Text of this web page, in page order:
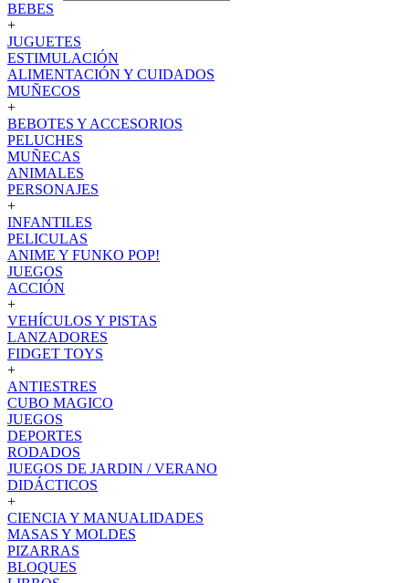
BEBES
+
JUGUETES
ESTIMULACIÓN
ALIMENTACIÓN Y CUIDADOS
MUÑECOS
+
BEBOTES Y ACCESORIOS
PELUCHES
MUÑECAS
ANIMALES
PERSONAJES
+
INFANTILES
PELICULAS
ANIME Y FUNKO POP!
JUEGOS
ACCIÓN
+
VEHÍCULOS Y PISTAS
LANZADORES
FIDGET TOYS
+
ANTIESTRES
CUBO MAGICO
JUEGOS
DEPORTES
RODADOS
JUEGOS DE JARDIN / VERANO
DIDÁCTICOS
+
CIENCIA Y MANUALIDADES
MASAS Y MOLDES
PIZARRAS
BLOQUES